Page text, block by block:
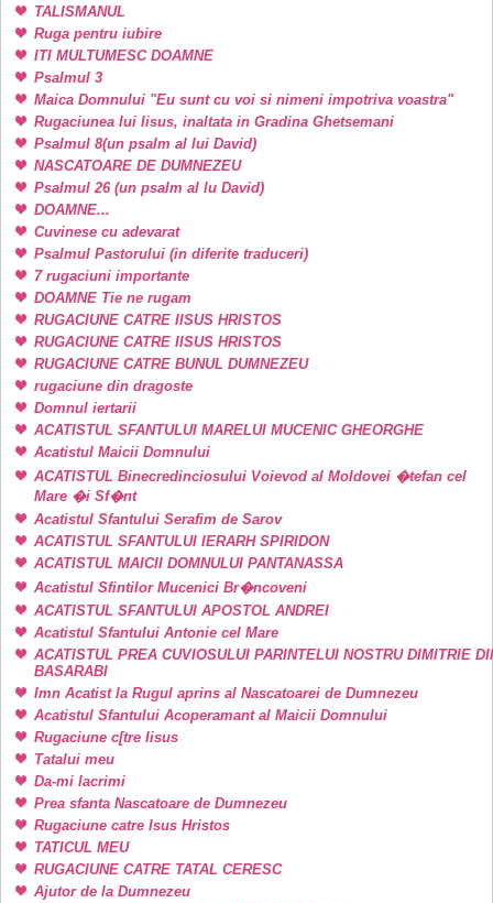
TALISMANUL
Ruga pentru iubire
ITI MULTUMESC DOAMNE
Psalmul 3
Maica Domnului "Eu sunt cu voi si nimeni impotriva voastra"
Rugaciunea lui Iisus, inaltata in Gradina Ghetsemani
Psalmul 8(un psalm al lui David)
NASCATOARE DE DUMNEZEU
Psalmul 26 (un psalm al lu David)
DOAMNE...
Cuvinese cu adevarat
Psalmul Pastorului (in diferite traduceri)
7 rugaciuni importante
DOAMNE Tie ne rugam
RUGACIUNE CATRE IISUS HRISTOS
RUGACIUNE CATRE IISUS HRISTOS
RUGACIUNE CATRE BUNUL DUMNEZEU
rugaciune din dragoste
Domnul iertarii
ACATISTUL SFANTULUI MARELUI MUCENIC GHEORGHE
Acatistul Maicii Domnului
ACATISTUL Binecredinciosului Voievod al Moldovei �tefan cel
Mare �i Sf�nt
Acatistul Sfantului Serafim de Sarov
ACATISTUL SFANTULUI IERARH SPIRIDON
ACATISTUL MAICII DOMNULUI PANTANASSA
Acatistul Sfintilor Mucenici Br�ncoveni
ACATISTUL SFANTULUI APOSTOL ANDREI
Acatistul Sfantului Antonie cel Mare
ACATISTUL PREA CUVIOSULUI PARINTELUI NOSTRU DIMITRIE
BASARABI
Imn Acatist la Rugul aprins al Nascatoarei de Dumnezeu
Acatistul Sfantului Acoperamant al Maicii Domnului
Rugaciune c[tre Iisus
Tatalui meu
Da-mi lacrimi
Prea sfanta Nascatoare de Dumnezeu
Rugaciune catre Isus Hristos
TATICUL MEU
RUGACIUNE CATRE TATAL CERESC
Ajutor de la Dumnezeu